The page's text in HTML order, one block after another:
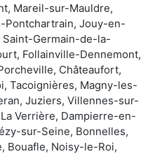
Mareil-sur-Mauldre,
Pontchartrain, Jouy-en-
Germain-de-la-
Follainville-Dennemont,
Châteaufort,
Tacoignières, Magny-les-
Juziers, Villennes-sur-
Verrière, Dampierre-en-
sur-Seine, Bonnelles,
Bouafle, Noisy-le-Roi,